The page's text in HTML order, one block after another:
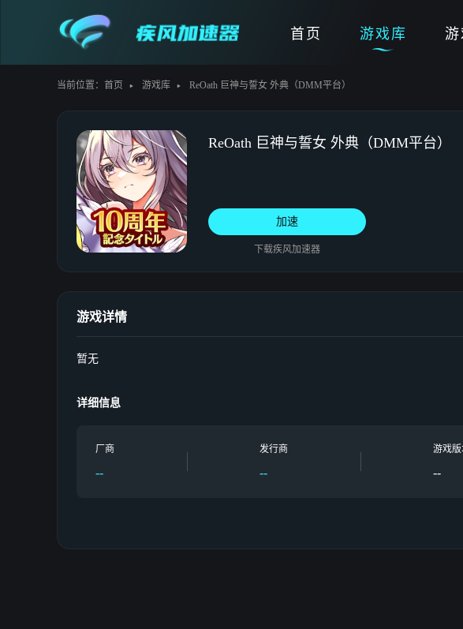
首页 游戏库
当前位置： 首页 游戏库 ReOath 巨神与誓女 外典（DMM平台）
ReOath 巨神与誓女 外典（DMM平台）
加速
下载疾风加速器
游戏详情
暂无
详细信息
厂商
--
发行商
--
游戏
--